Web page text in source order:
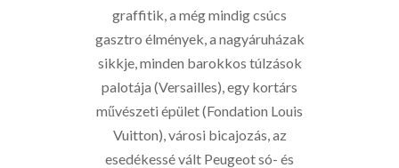
graffitik, a még mindig csúcs
gasztro élmények, a nagyáruházak
sikkje, minden barokkos túlzások
palotája (Versailles), egy kortárs
művészeti épület (Fondation Louis
Vuitton), városi bicajozás, az
esedékessé vált Peugeot só- és